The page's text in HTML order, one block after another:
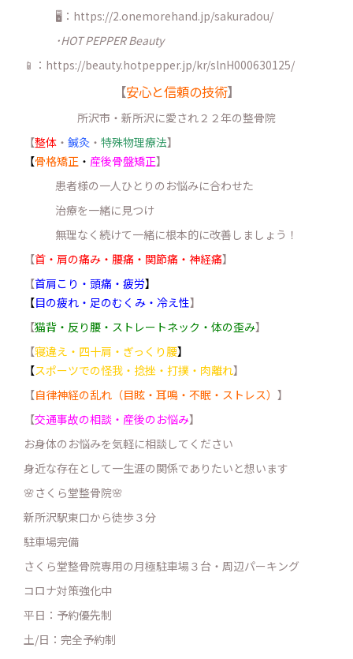
🖥：https://2.onemorehand.jp/sakuradou/
･HOT PEPPER Beauty
📱：https://beauty.hotpepper.jp/kr/slnH000630125/
【安心と信頼の技術】
所沢市・新所沢に愛され２２年の整骨院
【整体 ・ 鍼灸 ・ 特殊物理療法】
【骨格矯正 ・ 産後骨盤矯正】
患者様の一人ひとりのお悩みに合わせた
治療を一緒に見つけ
無理なく続けて一緒に根本的に改善しましょう！
【首・肩の痛み・腰痛・関節痛・神経痛】
【首肩こり・頭痛・疲労】
【目の疲れ・足のむくみ・冷え性】
【猫背・反り腰・ストレートネック・体の歪み】
【寝違え・四十肩・ぎっくり腰】
【スポーツでの怪我・捻挫・打撲・肉離れ】
【自律神経の乱れ（目眩・耳鳴・不眠・ストレス） 】
【交通事故の相談・産後のお悩み】
お身体のお悩みを気軽に相談してください
身近な存在として一生涯の関係でありたいと想います
🌸さくら堂整骨院🌸
新所沢駅東口から徒歩３分
駐車場完備
さくら堂整骨院専用の月極駐車場３台・周辺パーキング
コロナ対策強化中
平日：予約優先制
土/日：完全予約制